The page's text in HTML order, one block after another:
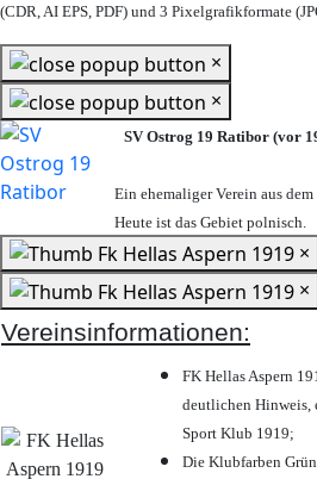
(CDR, AI EPS, PDF) und 3 Pixelgrafikformate
×
×
SV Ostrog 19 Ratibor (vor
Ein ehemaliger Verein aus
Heute ist das Gebiet polnisch.
×
×
Vereinsinformationen:
FK Hellas Aspern
deutlichen Hinweis,
Sport Klub 1919;
Die Klubfarben